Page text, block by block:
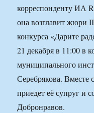
корреспонденту ИА
она возглавит жюри
конкурса «Дарите
21 декабря в 11:00 в
муниципального
Серебрякова. Вместе
приедет её супруг и
Добронравов.